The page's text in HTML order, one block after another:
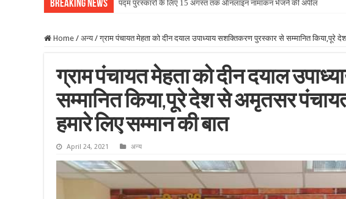
Breaking News पद्म पुरस्कारों के लिए 15 अगस्त तक ऑनलाइन नामांकन भेजने की अपील
Home / अन्य / ग्राम पंचायत मेहता को दीन दयाल उपाध्याय सशक्तिकरण पुरस्कार से सम्मानित किया,पूरे
ग्राम पंचायत मेहता को दीन दयाल
सम्मानित किया,पूरे देश से अमृतसर
हमारे लिए सम्मान की बात
April 24, 2021 अन्य